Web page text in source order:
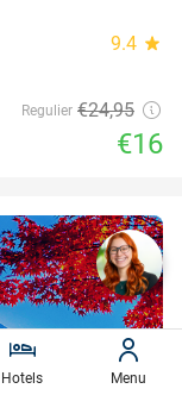
9.4 star
Regulier €24,95
€16
Hotels Menu